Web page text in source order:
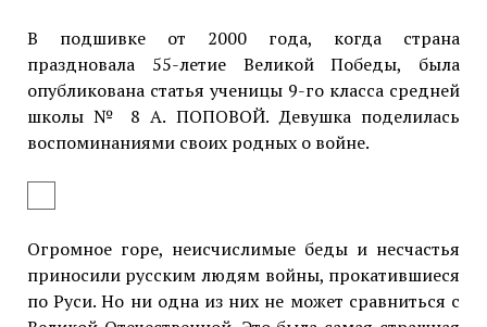
В подшивке от 2000 года, когда страна
праздновала 55-летие Великой Победы, была
опубликована статья ученицы 9-го класса средней
школы № 8 А. ПОПОВОЙ. Девушка поделилась
воспоминаниями своих родных о войне.
Огромное горе, неисчислимые беды и несчастья
приносили русским людям войны, прокатившиеся
по Руси. Но ни одна из них не может сравниться с